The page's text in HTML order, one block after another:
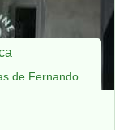
de Fernando